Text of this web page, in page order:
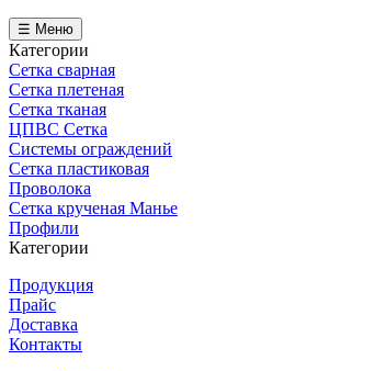
☰ Меню
Категории
Сетка сварная
Сетка плетеная
Сетка тканая
ЦПВС Сетка
Системы ограждений
Сетка пластиковая
Проволока
Сетка крученая Манье
Профили
Категории
Продукция
Прайс
Доставка
Контакты